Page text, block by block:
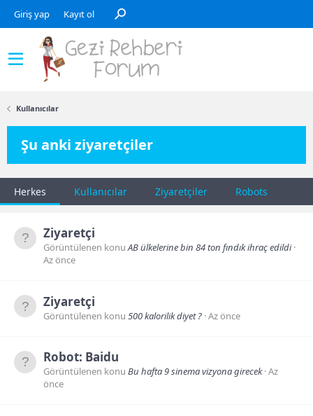
Giriş yap Kayıt ol
Kullanıcılar
Şu anki ziyaretçiler
Herkes Kullanıcılar Ziyaretçiler Robots
Ziyaretçi
Görüntülenen konuAB ülkelerine bin 84 ton fındık ihraç edildi
Az önce
Ziyaretçi
Görüntülenen konu 500 kalorilik diyet ? Az önce
Robot: Baidu
Görüntülenen konu Bu hafta 9 sinema vizyona girecek Az
önce